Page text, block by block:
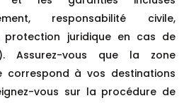
responsabilité civile,
protection juridique en cas de
Assurez-vous que la zone
correspond à vos destinations
vous sur la procédure de